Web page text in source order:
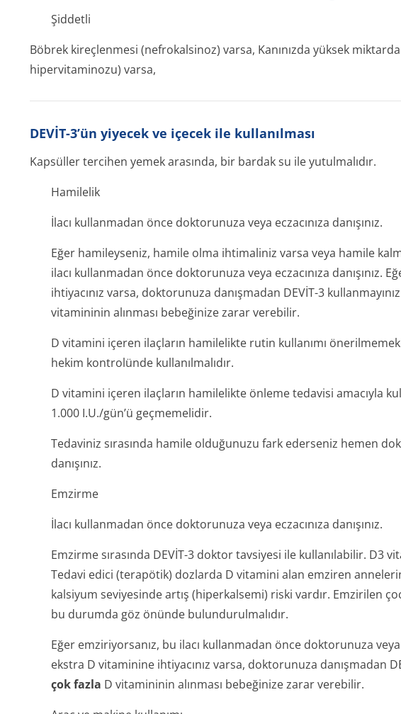
Şiddetli
Böbrek kireçlenmesi (nefrokalsinoz) varsa, Kanınızda yüksek
hipervitamino­zu) varsa,
DEVİT-3’ün yiyecek ve içecek ile kullanılması
Kapsüller tercihen yemek arasında, bir bardak su ile yutulmalıdır.
Hamilelik
İlacı kullanmadan önce doktorunuza veya eczacınıza danışınız.
Eğer hamileyseniz, hamile olma ihtimaliniz varsa veya hamile
ilacı kullanmadan önce doktorunuza veya eczacınıza danışınız.
ihtiyacınız varsa, doktorunuza danışmadan DEVİT-3
vitamininin alınması bebeğinize zarar verebilir.
D vitamini içeren ilaçların hamilelikte rutin kullanımı
hekim kontrolünde kullanılmalıdır.
D vitamini içeren ilaçların hamilelikte önleme tedavisi amacıyla
1.000 I.U./gün’ü geçmemelidir.
Tedaviniz sırasında hamile olduğunuzu fark ederseniz hemen
danışınız.
Emzirme
İlacı kullanmadan önce doktorunuza veya eczacınıza danışınız.
Emzirme sırasında DEVİT-3 doktor tavsiyesi ile kullanılabilir. D3
Tedavi edici (terapötik) dozlarda D vitamini alan emziren
kalsiyum seviyesinde artış (hiperkalsemi) riski vardır. Emzirilen
bu durumda göz önünde bulundurulmalıdır.
Eğer emziriyorsanız, bu ilacı kullanmadan önce doktorunuza veya
ekstra D vitaminine ihtiyacınız varsa, doktorunuza danışmadan
çok fazla D vitamininin alınması bebeğinize zarar verebilir.